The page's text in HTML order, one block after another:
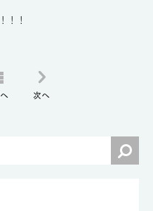
！！
次へ